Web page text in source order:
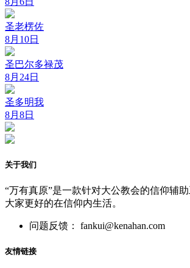
圣老楞佐
8月10日
圣巴尔多禄茂
8月24日
圣多明我
8月8日
关于我们
“万有真原”是一款针对大公教会的信仰辅
大家更好的在信仰内生活。
问题反馈： fankui@kenahan.com
友情链接